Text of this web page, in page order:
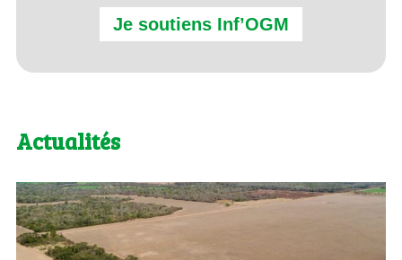
Je soutiens Inf’OGM
Actualités